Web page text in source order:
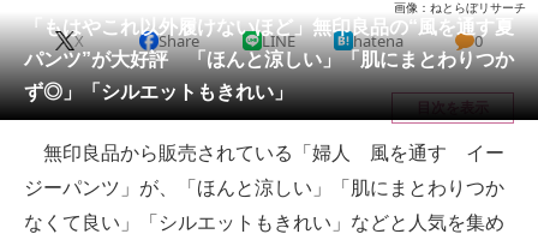
会員記事
メディア
注目記事を集めた総合ページ
ITの今と未来を見通す
スマホと通信の最新トレンド
「もはやこれ以外履けないほど」無印良品の“風を通す夏
パンツ”が大好評 「ほんと涼しい」「肌にまとわりつか
ず◎」「シルエットもきれい」
画像：ねとらぼリサーチ
X Share LINE hatena 0
目次を表示
無印良品から販売されている「婦人 風を通す イー
ジーパンツ」が、「ほんと涼しい」「肌にまとわりつか
なくて良い」「シルエットもきれい」などと人気を集め